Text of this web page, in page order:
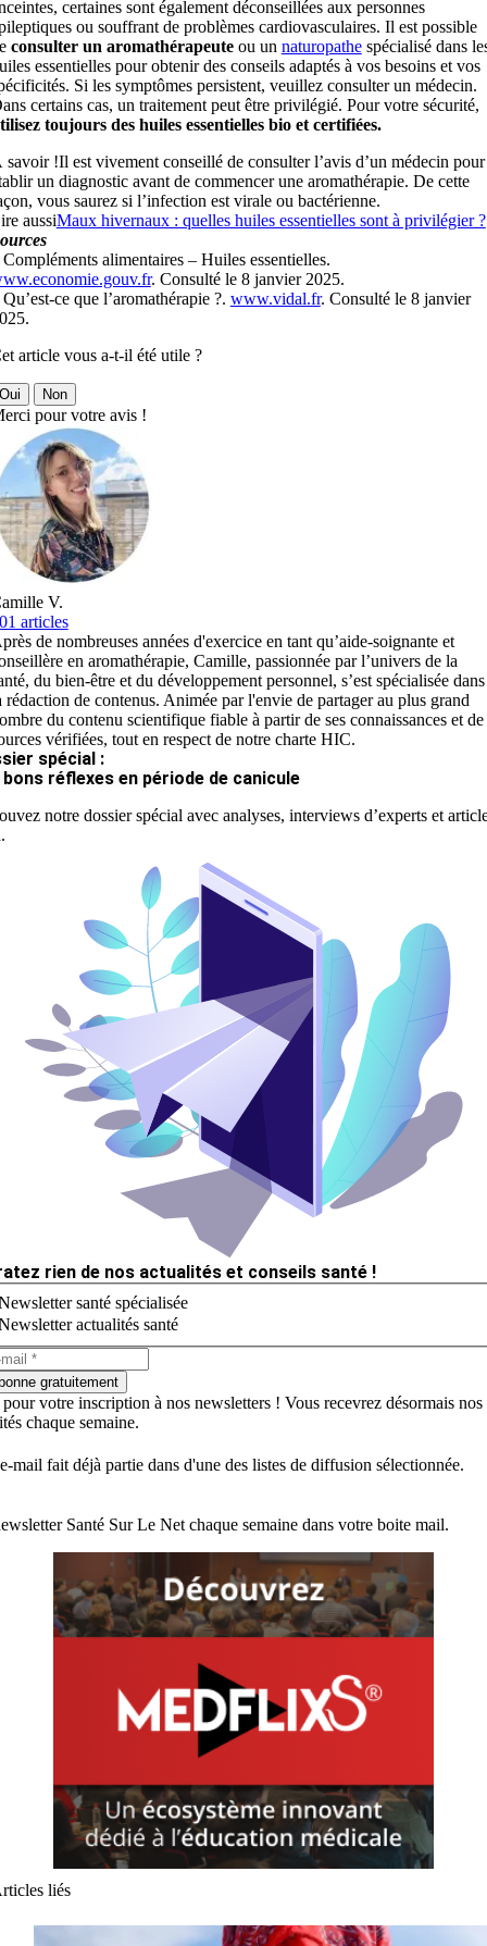
certaines sont également déconseillées aux personnes
ou souffrant de problèmes cardiovasculaires. Il est possible
consulter un aromathérapeute ou un naturopathespécialisé dans
essentielles pour obtenir des conseils adaptés à vos besoins et vos
Si les symptômes persistent, veuillez consulter un médecin.
certains cas, un traitement peut être privilégié. Pour votre sécurité,
toujours des huiles essentielles bio et certifiées.
savoir !Il est vivement conseillé de consulter l’avis d’un médecin pour
un diagnostic avant de commencer une aromathérapie. De cette
vous saurez si l’infection est virale ou bactérienne.
aussiMaux hivernaux : quelles huiles essentielles sont à privilégier ?
alimentaires – Huiles essentielles.
. Consulté le 8 janvier 2025.
ce que l’aromathérapie ?. www.vidal.fr. Consulté le 8 janvier
article vous a-t-il été utile ?
Non
pour votre avis !
V.
articles
de nombreuses années d'exercice en tant qu’aide-soignante et
en aromathérapie, Camille, passionnée par l’univers de la
du bien-être et du développement personnel, s’est spécialisée dans
rédaction de contenus. Animée par l'envie de partager au plus grand
du contenu scientifique fiable à partir de ses connaissances et de
vérifiées, tout en respect de notre charte HIC.
spécial :
bons réflexes en période de canicule
notre dossier spécial avec analyses, interviews d’experts et
rien de nos actualités et conseils santé !
santé spécialisée
actualités santé
gratuitement
votre inscription à nos newsletters ! Vous recevrez désormais nos
chaque semaine.
mail fait déjà partie dans d'une des listes de diffusion sélectionnée.
Santé Sur Le Net chaque semaine dans votre boite mail.
liés